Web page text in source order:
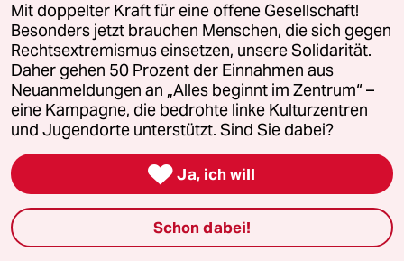
bundestalk
fernverbindung
klima update°
Mauerecho
Freie Rede
Mit doppelter Kraft für eine offene Gesellschaft!
Besonders jetzt brauchen Menschen, die sich gegen
Rechtsextremismus einsetzen, unsere Solidarität.
Daher gehen 50 Prozent der Einnahmen aus
Neuanmeldungen an „Alles beginnt im Zentrum“ –
eine Kampagne, die bedrohte linke Kulturzentren
und Jugendorte unterstützt. Sind Sie dabei?
 Ja, ich will
Schon dabei!